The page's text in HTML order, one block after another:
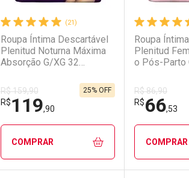
(21)
Roupa Íntima Descartável
Plenitud Noturna Máxima
Absorção G/XG 32
R$ 159,90
R$119,90
25% OFF
COMPRAR
Roupa
Plenitud
o Pós-Parto
R$ 86,90
R$66,53
COMPRAR